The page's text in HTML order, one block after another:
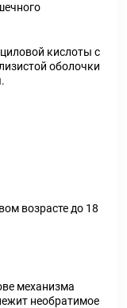
кислоты с
оболочки
возрасте до 18
механизма
необратимое